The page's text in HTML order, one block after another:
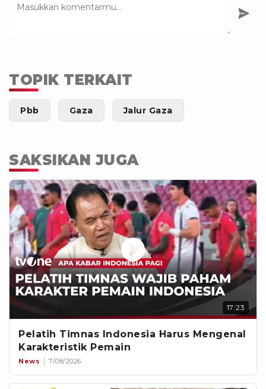
TOPIK TERKAIT
Pbb Gaza Jalur Gaza
SAKSIKAN JUGA
17:23
Pelatih Timnas Indonesia Harus Mengenal
Karakteristik Pemain
News 7/08/2026